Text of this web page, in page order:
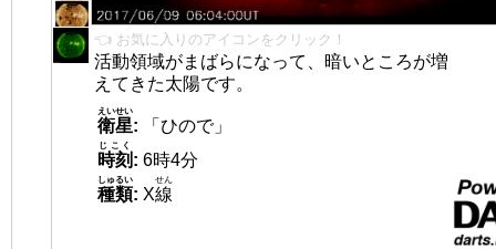
👈 お気に入りのアイコンをクリック！
活動領域がまばらになって、暗いところが増
えてきた太陽です。
衛星
えいせい
:
「ひので」
時刻
じこく
: 6時4分
種類
しゅるい
: X線
せん